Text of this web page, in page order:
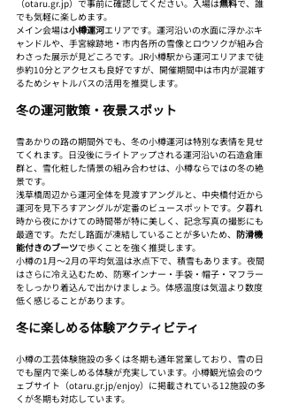
（otaru.gr.jp）で事前に確認してください。入場は無料で、誰
でも気軽に楽しめます。
メイン会場は小樽運河エリアです。運河沿いの水面に浮かぶキ
ャンドルや、手宮線跡地・市内各所の雪像とロウソクが組み合
わさった展示が見どころです。JR小樽駅から運河エリアまで徒
歩約10分とアクセスも良好ですが、開催期間中は市内が混雑す
るためシャトルバスの活用を推奨します。
冬の運河散策・夜景スポット
雪あかりの路の期間外でも、冬の小樽運河は特別な表情を見せ
てくれます。日没後にライトアップされる運河沿いの石造倉庫
群と、雪化粧した情景の組み合わせは、小樽ならではの冬の絶
景です。
浅草橋周辺から運河全体を見渡すアングルと、中央橋付近から
運河を見下ろすアングルが定番のビュースポットです。夕暮れ
時から夜にかけての時間帯が特に美しく、記念写真の撮影にも
最適です。ただし路面が凍結していることが多いため、 防滑機
能付きのブーツで歩くことを強く推奨します。
小樽の1月〜2月の平均気温は氷点下で、積雪もあります。夜間
はさらに冷え込むため、防寒インナー・手袋・帽子・マフラー
をしっかり着込んで出かけましょう。体感温度は気温より数度
低く感じることがあります。
冬に楽しめる体験アクティビティ
小樽の工芸体験施設の多くは冬期も通年営業しており、雪の日
でも屋内で楽しめる体験が充実しています。小樽観光協会のウ
ェブサイト（otaru.gr.jp/enjoy）に掲載されている12施設の多
くが冬期も対応しています。